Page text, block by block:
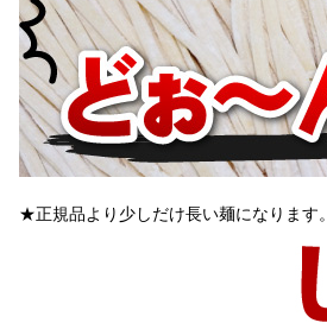
★正規品より少しだけ長い麺になります。